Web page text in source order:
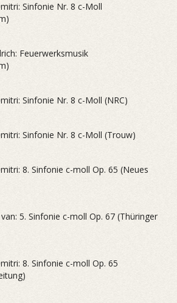
Sinfonie Nr. 8 c-Moll
Feuerwerksmusik
Sinfonie Nr. 8 c-Moll (NRC)
Sinfonie Nr. 8 c-Moll (Trouw)
8. Sinfonie c-moll Op. 65 (Neues
5. Sinfonie c-moll Op. 67 (Thüringer
8. Sinfonie c-moll Op. 65